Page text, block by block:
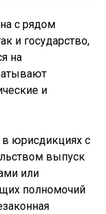
с рядом
и государство,
на
и
в юрисдикциях с
выпуск
или
полномочий